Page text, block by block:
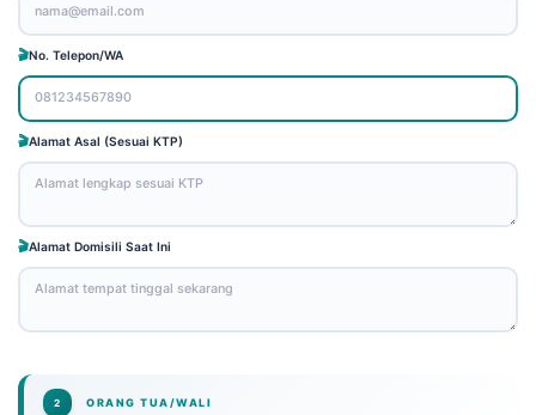
No. Telepon/WA
Alamat Asal (Sesuai KTP)
Alamat Domisili Saat Ini
2 ORANG TUA/WALI